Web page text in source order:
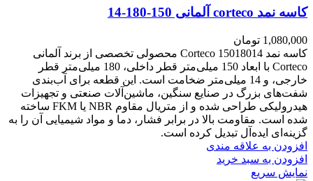
کاسه نمد corteco آلمانی 150-180-14
1,080,000 تومان
کاسه نمد Corteco 15018014 محصولی تخصصی از برند آلمانی
Corteco با ابعاد 150 میلی‌متر قطر داخلی، 180 میلی‌متر قطر
خارجی، و 14 میلی‌متر ضخامت است. این قطعه برای آب‌بندی
شفت‌های بزرگ در صنایع سنگین، ماشین‌آلات صنعتی و تجهیزات
هیدرولیکی طراحی شده و از متریال مقاوم NBR یا FKM ساخته
شده است. مقاومت بالا در برابر فشار، دما و مواد شیمیایی آن را به
گزینه‌ای ایده‌آل تبدیل کرده است.
افزودن به علاقه مندی
افزودن به سبد خرید
نمایش سریع